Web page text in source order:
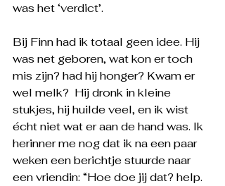
was het ‘verdict’.
Bij Finn had ik totaal geen idee. Hij
was net geboren, wat kon er toch
mis zijn? had hij honger? Kwam er
wel melk?  Hij dronk in kleine
stukjes, hij huilde veel, en ik wist
écht niet wat er aan de hand was. Ik
herinner me nog dat ik na een paar
weken een berichtje stuurde naar
een vriendin: “Hoe doe jij dat? help.